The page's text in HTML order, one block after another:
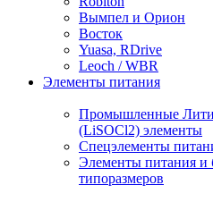
Вымпел и Орион
Восток
Yuasa, RDrive
Leoch / WBR
Элементы питания
Промышленные
(LiSOCl2) элементы
Спецэлементы
Элементы питания и
типоразмеров